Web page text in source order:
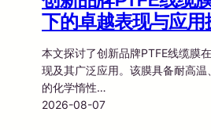
下的卓越表现与应用
本文探讨了创新品牌PTFE线缆膜
现及其广泛应用。该膜具备耐高
的化学惰性…
2026-08-07